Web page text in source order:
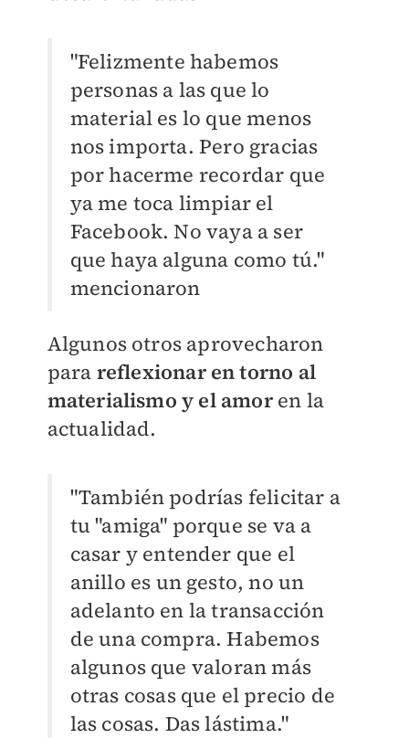
"Felizmente habemos
personas a las que lo
material es lo que menos
nos importa. Pero gracias
por hacerme recordar que
ya me toca limpiar el
Facebook. No vaya a ser
que haya alguna como tú."
mencionaron
Algunos otros aprovecharon
para reflexionar en torno al
materialismo y el amoren la
actualidad.
"También podrías felicitar a
tu "amiga" porque se va a
casar y entender que el
anillo es un gesto, no un
adelanto en la transacción
de una compra. Habemos
algunos que valoran más
otras cosas que el precio de
las cosas. Das lástima."